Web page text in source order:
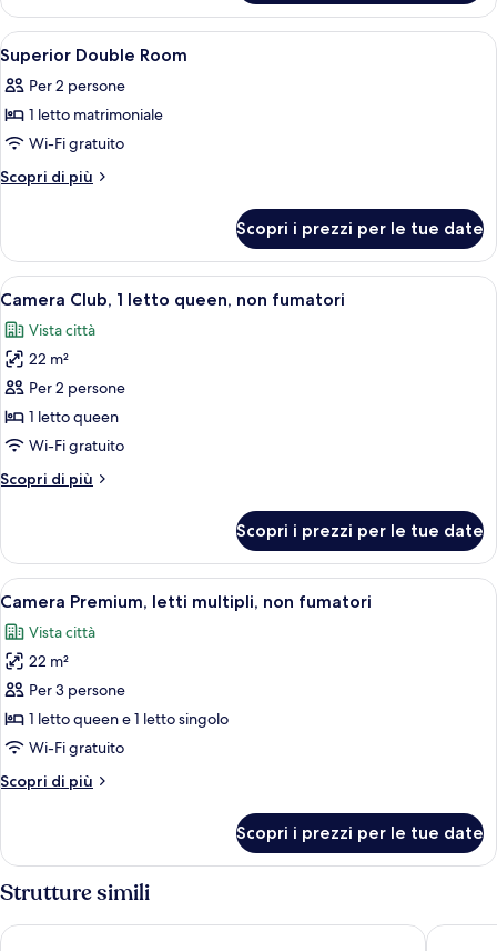
3
letti
singoli,
non
fumatori
Apri
tutte
le
foto
per
Superior
Una cassaforte in camera, una
11
Superior Double Room
Per 2 persone
1 letto matrimoniale
Wi-Fi gratuito
Scopri di più
Altri
Double
Room
Scopri i prezzi per le tue date
Apri
tutte
le
foto
per
Camera
Club,
letto
fumatori
Camera Club, 1 letto queen, non
7
Camera Club, 1 letto queen, non fumatori
Vista città
22 m²
Per 2 persone
1 letto queen
Wi-Fi gratuito
Scopri di più
Altri
Club,
letto
non
fumatori
Scopri i prezzi per le tue date
Apri
tutte
le
foto
per
Camera
Premium,
multipli,
Camera d'albergo con due letti, una
6
Camera Premium, letti multipli, non fumatori
Vista città
22 m²
Per 3 persone
1 letto queen e 1 letto singolo
Wi-Fi gratuito
Scopri di più
Altri
Premium,
letti
multipli,
non
fumatori
Scopri i prezzi per le tue date
Strutture simili
Toyoko Inn Busan Station No.1 Asti